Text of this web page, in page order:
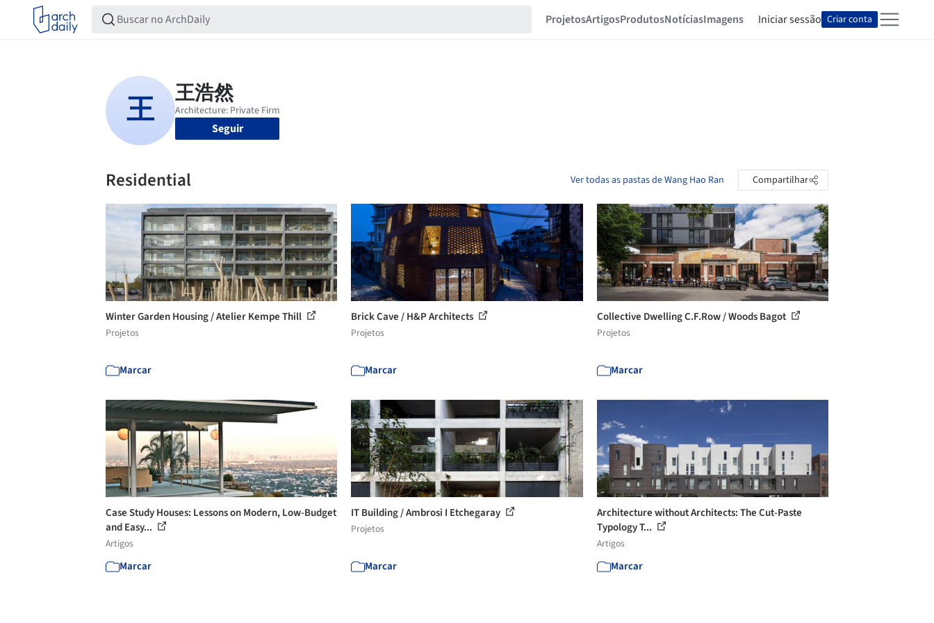
ProjetosArtigosProdutosNotíciasImagens Iniciar sessão Criar conta
Seguir
Residential Ver todas as pastas de Wang Hao Ran Compartilhar
Winter Garden Housing / Atelier Kempe Thill
Projetos
Marcar
Brick Cave / H&P Architects
Projetos
Marcar
Collective Dwelling C.F.Row / Woods Bagot
Projetos
Marcar
Case Study Houses: Lessons on Modern, Low-Budget
and Easy...
Artigos
Marcar
IT Building / Ambrosi I Etchegaray
Projetos
Marcar
Architecture without Architects: The Cut-Paste
Typology T...
Artigos
Marcar